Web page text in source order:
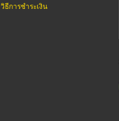
วิธีการชำระเงิน